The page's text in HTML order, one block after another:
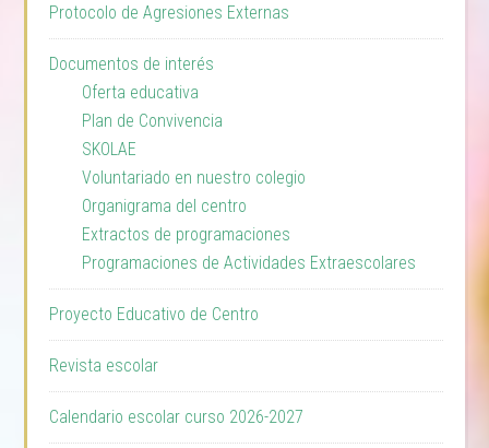
Protocolo de Agresiones Externas
Documentos de interés
Oferta educativa
Plan de Convivencia
SKOLAE
Voluntariado en nuestro colegio
Organigrama del centro
Extractos de programaciones
Programaciones de Actividades Extraescolares
Proyecto Educativo de Centro
Revista escolar
Calendario escolar curso 2026-2027